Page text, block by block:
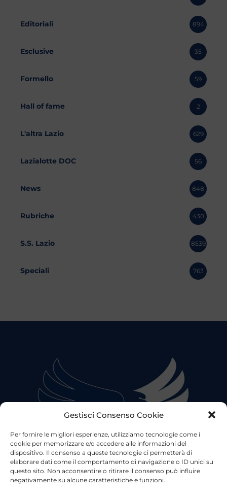
Gestisci Consenso Cookie
Per fornire le migliori esperienze, utilizziamo tecnologie come i
cookie per memorizzare e/o accedere alle informazioni del
dispositivo. Il consenso a queste tecnologie ci permetterà di
elaborare dati come il comportamento di navigazione o ID unici su
questo sito. Non acconsentire o ritirare il consenso può influire
negativamente su alcune caratteristiche e funzioni.
Editoriali 894
Esclusive 35
Formello 59
Hall of fame 2
L'altra Lazio 629
Lazialotte DOC 56
News 848
Rubriche 430
S.S. Lazio 8539
Speciali 763
©2023 Tutti i diritti riservatiLazio Live TV